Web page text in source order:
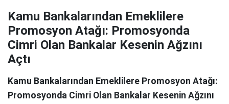
Kamu Bankalarından Emeklilere
Promosyon Atağı: Promosyonda
Cimri Olan Bankalar Kesenin Ağzını
Açtı
Kamu Bankalarından Emeklilere Promosyon Atağı:
Promosyonda Cimri Olan Bankalar Kesenin Ağzını